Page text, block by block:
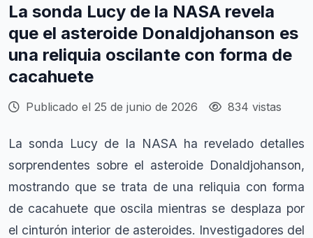
La sonda Lucy de la NASA revela
que el asteroide Donaldjohanson es
una reliquia oscilante con forma de
cacahuete
Publicado el 25 de junio de 2026 834 vistas
La sonda Lucy de la NASA ha revelado detalles
sorprendentes sobre el asteroide Donaldjohanson,
mostrando que se trata de una reliquia con forma
de cacahuete que oscila mientras se desplaza por
el cinturón interior de asteroides. Investigadores del